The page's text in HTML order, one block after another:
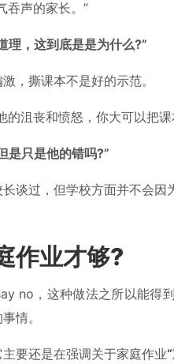
吞声的家长。”
理，这到底是是为什么?”
，撕课本不是好的示范。
的沮丧和愤怒，你大可以把
是只是他的错吗?”
谈过，但学校方面并不会
作业才够?
no，这种做法之所以能得
情。
要还是在强调关于家庭作业